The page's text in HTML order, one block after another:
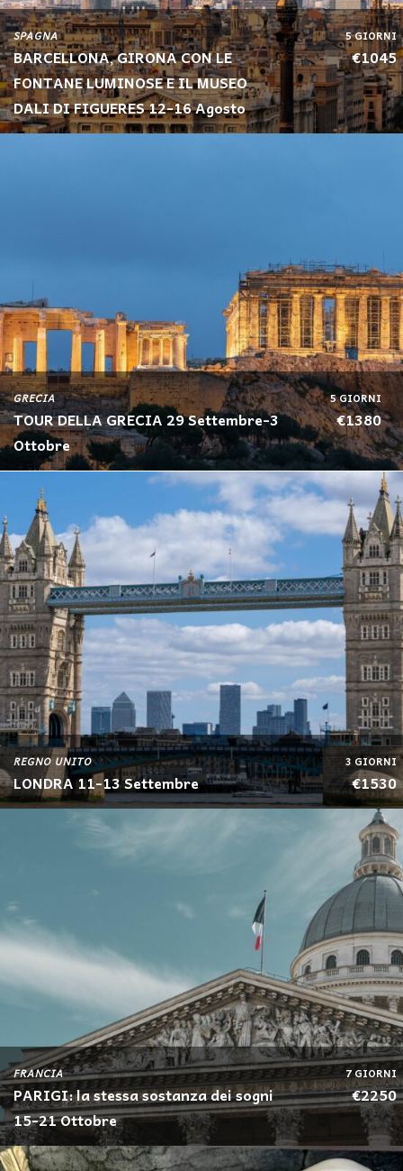
SPAGNA
BARCELLONA, GIRONA CON LE
FONTANE LUMINOSE E IL MUSEO
DALI DI FIGUERES 12-16 Agosto
5 GIORNI
€1045
GRECIA
TOUR DELLA GRECIA 29 Settembre-3
Ottobre
5 GIORNI
€1380
REGNO UNITO
LONDRA 11-13 Settembre
3 GIORNI
€1530
FRANCIA
PARIGI: la stessa sostanza dei sogni
15-21 Ottobre
7 GIORNI
€2250